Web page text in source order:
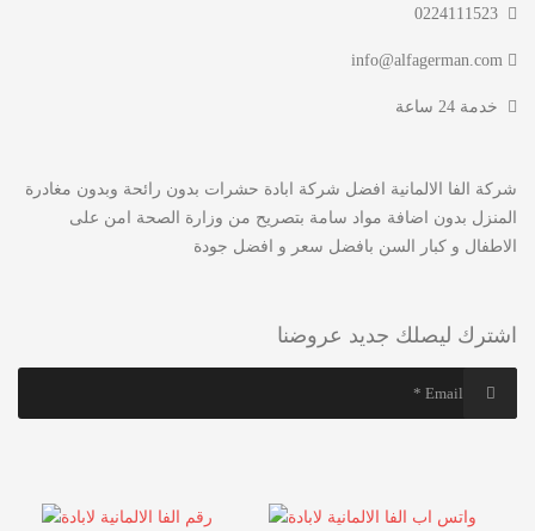
info@alfagerman.com
خدمة 24 ساعة
شركة الفا الالمانية افضل شركة ابادة حشرات بدون رائحة وبدون مغادرة
المنزل بدون اضافة مواد سامة بتصريح من وزارة الصحة امن على
الاطفال و كبار السن بافضل سعر و افضل جودة
اشترك ليصلك جديد عروضنا